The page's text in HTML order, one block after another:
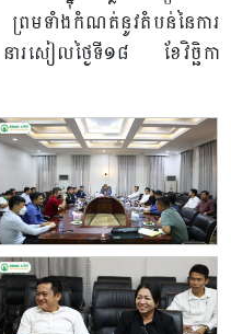
មទាំងកំណត់នូវតំបន់នៃការ
រសៀលថ្ងៃទី១៨ ខែវិច្ឆិកា